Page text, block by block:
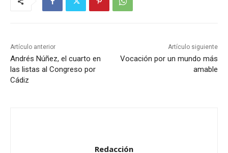
Artículo anterior
Andrés Núñez, el cuarto en
las listas al Congreso por
Cádiz
Artículo siguiente
Vocación por un mundo más
amable
Redacción